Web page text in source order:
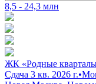
8,5 - 24,3 млн
ЖК «Родные
Сдача 3 кв. 2026 г.•